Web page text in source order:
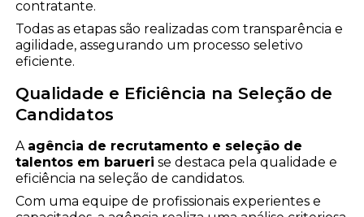
contratante.
Todas as etapas são realizadas com transparência e
agilidade, assegurando um processo seletivo
eficiente.
Qualidade e Eficiência na Seleção de
Candidatos
A agência de recrutamento e seleção de
talentos em barueri se destaca pela qualidade e
eficiência na seleção de candidatos.
Com uma equipe de profissionais experientes e